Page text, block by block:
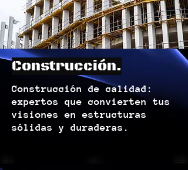
Construcción.
Construcción de calidad:
expertos que convierten tus
visiones en estructuras
sólidas y duraderas.